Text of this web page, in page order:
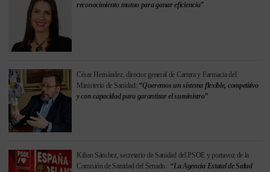
reconocimiento mutuo para ganar eficiencia”
César Hernández, director general de Cartera y Farmacia del
Ministerio de Sanidad: “Queremos un sistema flexible, competitivo
y con capacidad para garantizar el suministro”
Kilian Sánchez, secretario de Sanidad del PSOE y portavoz de la
Comisión de Sanidad del Senado.: “La Agencia Estatal de Salud